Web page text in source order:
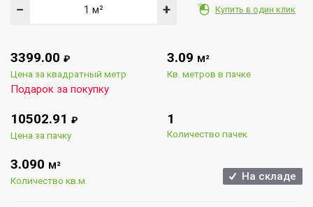
Купить в один клик
− +
3399.00 ₽
Цена за квадратный метр
Подарок за покупку
3.09 М²
Кв. метров в пачке
10502.91 ₽
Цена за пачку
1
Количество пачек
3.090 М²
Количество кв.м. На складе